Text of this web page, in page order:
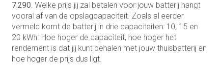
7.290. Welke prijs jij zal betalen voor jouw batterij hangt
vooral af van de opslagcapaciteit. Zoals al eerder
vermeld komt de batterij in drie capaciteiten: 10, 15 en
20 kWh. Hoe hoger de capaciteit, hoe hoger het
rendement is dat jij kunt behalen met jouw thuisbatterij en
hoe hoger de prijs dus ligt.